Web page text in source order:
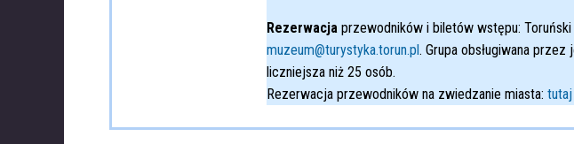
Rezerwacja przewodników i biletów wstępu:
muzeum@turystyka.torun.pl. Grupa obsługiwana
liczniejsza niż 25 osób.
Rezerwacja przewodników na zwiedzanie miasta: tutaj